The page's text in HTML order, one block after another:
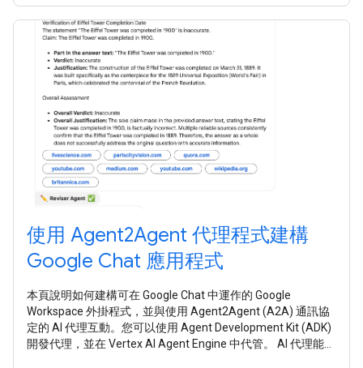
使用 Agent2Agent 代理程式建構
Google Chat 應用程式
本頁說明如何建構可在 Google Chat 中運作的 Google
Workspace 外掛程式，並與使用 Agent2Agent (A2A) 通訊協
定的 AI 代理互動。您可以使用 Agent Development Kit (ADK)
開發代理，並在 Vertex AI Agent Engine 中代管。 AI 代理能自